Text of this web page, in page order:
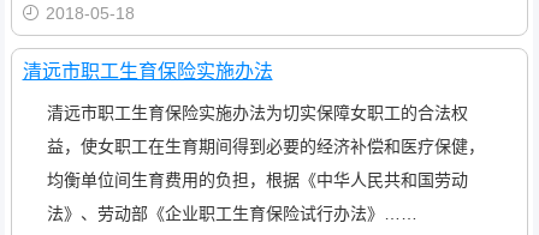
2018-05-18
清远市职工生育保险实施办法
清远市职工生育保险实施办法为切实保障女职工的合法权
益，使女职工在生育期间得到必要的经济补偿和医疗保健，
均衡单位间生育费用的负担，根据《中华人民共和国劳动
法》、劳动部《企业职工生育保险试行办法》……